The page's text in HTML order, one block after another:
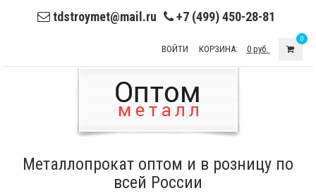
tdstroymet@mail.ru +7 (499) 450-28-81
ВОЙТИ КОРЗИНА: 0 руб.
0
Металлопрокат оптом и в розницу по
всей России